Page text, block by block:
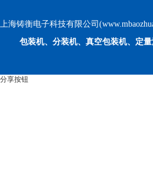
上海铸衡电子科技有限公司
包装机、分装机、真空包装机、定
分享按钮